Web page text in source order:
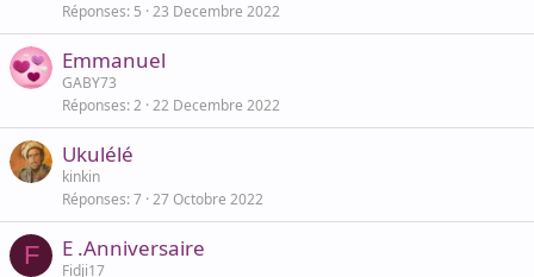
Réponses 5 23 Decembre 2022
Emmanuel
GABY73
Réponses 2 22 Decembre 2022
Ukulélé
kinkin
Réponses 7 27 Octobre 2022
F E .Anniversaire
Fidji17